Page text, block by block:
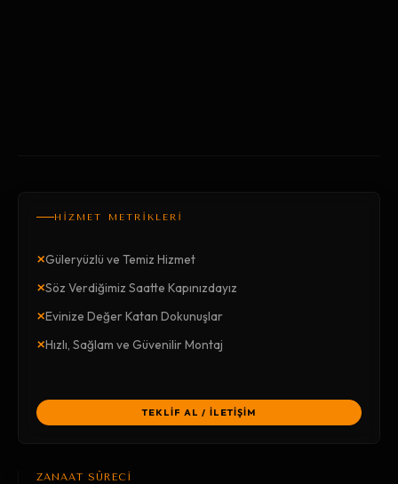
HİZMET METRİKLERİ
×Güleryüzlü ve Temiz Hizmet
×Söz Verdiğimiz Saatte Kapınızdayız
×Evinize Değer Katan Dokunuşlar
×Hızlı, Sağlam ve Güvenilir Montaj
TEKLİF AL / İLETİŞİM
ZANAAT SÜRECİ